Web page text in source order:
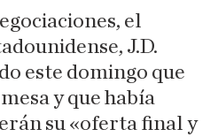
el
J.D.
este domingo que
y que había
su «oferta final y